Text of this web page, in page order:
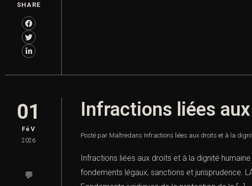
SHARE
01
FéV
2026
💬
Infractions liées
Posté par Maîtredans Infractions liées aux droits et à la
Infractions liées aux droits et à la dignité
fondements légaux, sanctions et jurisprudence.